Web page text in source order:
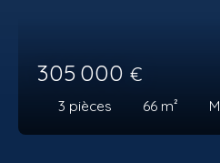
305 000 €
3 pièces 66 m²